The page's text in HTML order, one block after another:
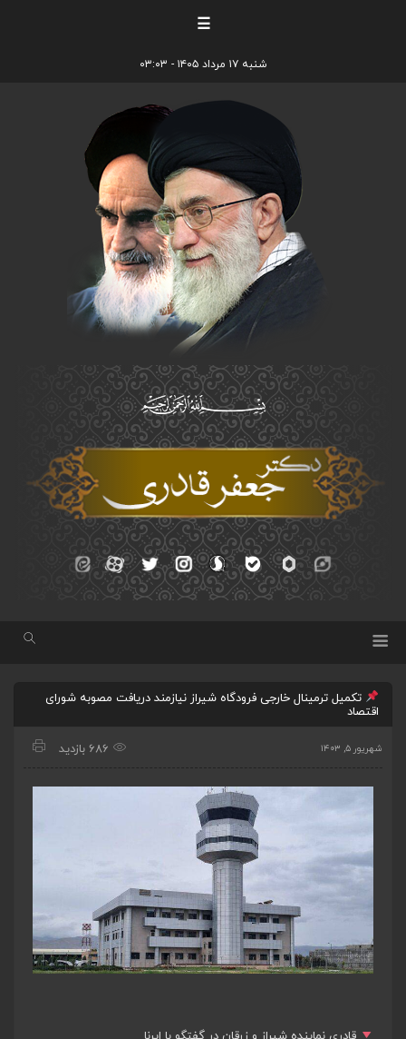
☰
شنبه ۱۷ مرداد ۱۴۰۵ - ۰۳:۰۳
تکمیل ترمینال خارجی فرودگاه شیراز نیازمند دریافت مصوبه شورای
اقتصاد
شهریور ۵, ۱۴۰۳ 686 بازدید